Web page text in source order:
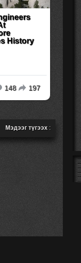
Мэдээг түгээх :